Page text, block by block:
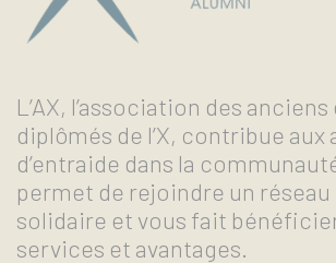
L’AX, l’association des
diplômés de l’X, contribue aux
d’entraide dans la
permet de rejoindre un
solidaire et vous fait
services et avantages.